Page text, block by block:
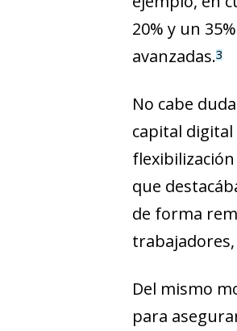
20% y un
avanzadas.3
No cabe
capital
que
de forma
Del mismo
para